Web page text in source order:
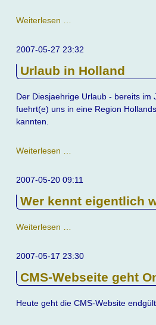
Weiterlesen …
2007-05-27 23:32
Urlaub in Holland
Der Diesjaehrige Urlaub - bereits im
fuehrt(e) uns in eine Region
kannten.
Weiterlesen …
Holland
2007-05-20 09:11
Wer kennt eigentlich
Weiterlesen …
eigentlich
2007-05-17 23:30
CMS-Webseite geht
Heute geht die CMS-Website